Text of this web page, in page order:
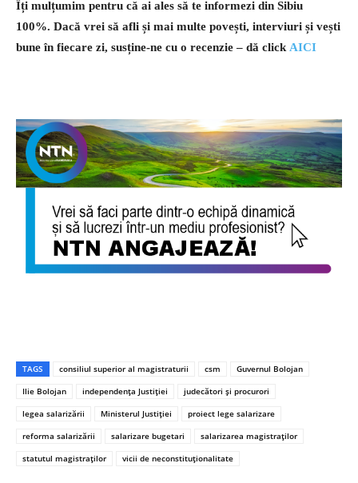
Îți mulțumim pentru că ai ales să te informezi din Sibiu
100%. Dacă vrei să afli și mai multe povești, interviuri și vești
bune în fiecare zi, susține-ne cu o recenzie – dă click AICI
TAGS consiliul superior al magistraturii csm
Guvernul Bolojan
Ilie Bolojan
independența Justiției
judecători și procurori
legea salarizării
Ministerul Justiției
proiect lege salarizare
reforma salarizării
salarizare bugetari
salarizarea magistraților
statutul magistraților
vicii de neconstituționalitate